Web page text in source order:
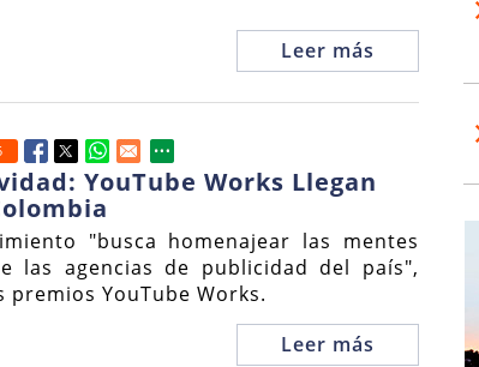
Leer más
YouTube Works Llegan
"busca homenajear las mentes
las agencias de publicidad del país",
YouTube Works.
Leer más